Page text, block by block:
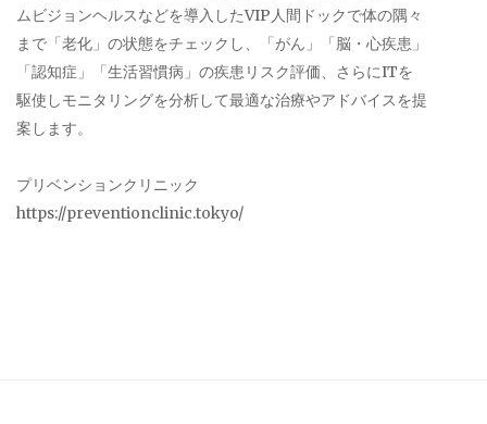
ムビジョンヘルスなどを導入したVIP人間ドックで体の隅々
まで「老化」の状態をチェックし、「がん」「脳・心疾患」
「認知症」「生活習慣病」の疾患リスク評価、さらにITを
駆使しモニタリングを分析して最適な治療やアドバイスを提
案します。
プリベンションクリニック
https://preventionclinic.tokyo/